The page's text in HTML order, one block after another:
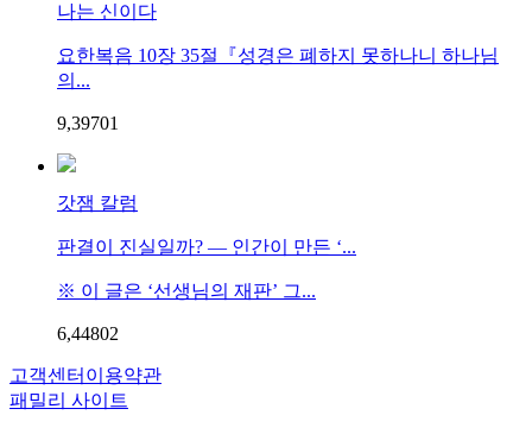
나는 신이다
요한복음 10장 35절『성경은 폐하지 못하나니 하나님
의...
9,39701
갓잼 칼럼
판결이 진실일까? — 인간이 만든 ‘...
※ 이 글은 ‘선생님의 재판’ 그...
6,44802
고객센터 이용약관
패밀리 사이트